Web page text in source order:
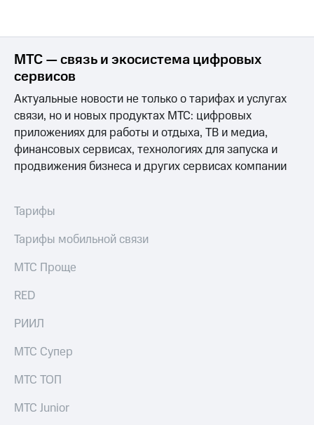
МТС — связь и экосистема цифровых
сервисов
Актуальные новости не только о тарифах и услугах
связи, но и новых продуктах МТС: цифровых
приложениях для работы и отдыха, ТВ и медиа,
финансовых сервисах, технологиях для запуска и
продвижения бизнеса и других сервисах компании
Тарифы
Тарифы мобильной связи
МТС Проще
RED
РИИЛ
МТС Супер
МТС ТОП
МТС Junior